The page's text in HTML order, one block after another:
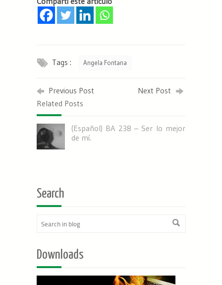
Tags : Angela Fontana
Previous Post
Next Post
Related Posts
(Español) BA 238 – Ser lo mejor
de mí.
Search
Downloads